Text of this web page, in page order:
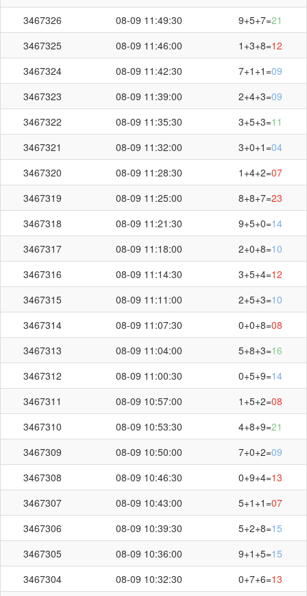
3467326
08-09 11:49:30 9+5+7=21
3467325
08-09 11:46:00 1+3+8=12
3467324
08-09 11:42:30 7+1+1=09
3467323
08-09 11:39:00 2+4+3=09
3467322
08-09 11:35:30 3+5+3=11
3467321
08-09 11:32:00 3+0+1=04
3467320
08-09 11:28:30 1+4+2=07
3467319
08-09 11:25:00 8+8+7=23
3467318
08-09 11:21:30 9+5+0=14
3467317
08-09 11:18:00 2+0+8=10
3467316
08-09 11:14:30 3+5+4=12
3467315
08-09 11:11:00 2+5+3=10
3467314
08-09 11:07:30 0+0+8=08
3467313
08-09 11:04:00 5+8+3=16
3467312
08-09 11:00:30 0+5+9=14
3467311
08-09 10:57:00 1+5+2=08
3467310
08-09 10:53:30 4+8+9=21
3467309
08-09 10:50:00 7+0+2=09
3467308
08-09 10:46:30 0+9+4=13
3467307
08-09 10:43:00 5+1+1=07
3467306
08-09 10:39:30 5+2+8=15
3467305
08-09 10:36:00 9+1+5=15
3467304
08-09 10:32:30 0+7+6=13
3467361开奖结果
9 + 0 + 7 =16
截止第 期开奖：01:41秒 刷新